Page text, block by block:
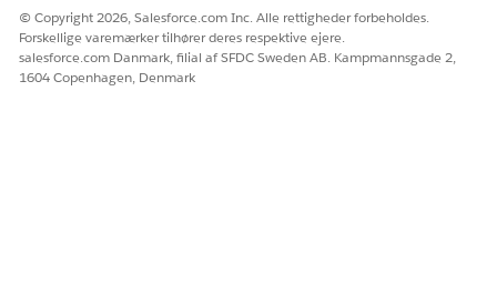
© Copyright 2026, Salesforce.com Inc. Alle rettigheder forbeholdes.
Forskellige varemærker tilhører deres respektive ejere.
salesforce.com Danmark, filial af SFDC Sweden AB. Kampmannsgade 2,
1604 Copenhagen, Denmark